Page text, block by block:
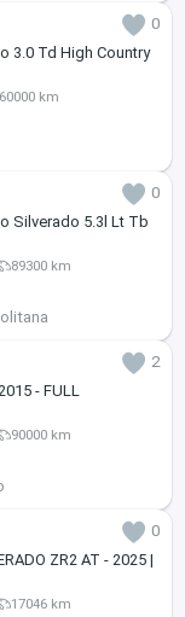
0
3.0 Td High Country
km
0
Silverado 5.3l Lt Tb
89300 km
2
- FULL
90000 km
0
ZR2 AT - 2025 |
17046 km